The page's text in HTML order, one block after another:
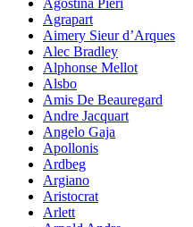
Agostina Pieri
Agrapart
Aimery Sieur d’Arques
Alec Bradley
Alphonse Mellot
Alsbo
Amis De Beauregard
Andre Jacquart
Angelo Gaja
Apollonis
Ardbeg
Argiano
Aristocrat
Arlett